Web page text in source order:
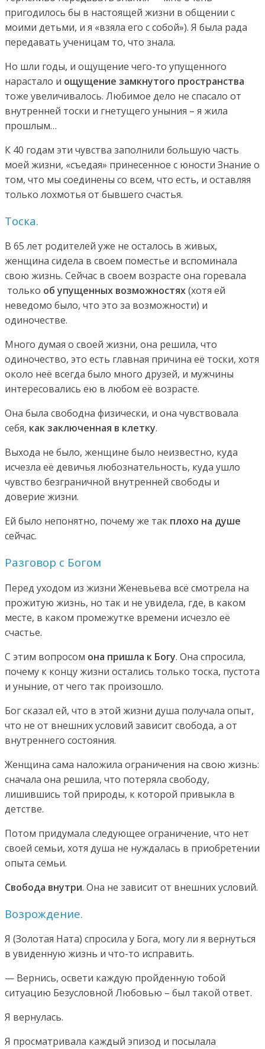
пригодилось бы в настоящей жизни в общении с
моими детьми, и я «взяла его с собой»). Я была рада
передавать ученицам то, что знала.
Но шли годы, и ощущение чего-то упущенного
нарастало и ощущение замкнутого пространства
тоже увеличивалось. Любимое дело не спасало от
внутренней тоски и гнетущего уныния – я жила
прошлым…
К 40 годам эти чувства заполнили большую часть
моей жизни, «съедая» принесенное с юности Знание о
том, что мы соединены со всем, что есть, и оставляя
только лохмотья от бывшего счастья.
Тоска.
В 65 лет родителей уже не осталось в живых,
женщина сидела в своем поместье и вспоминала
свою жизнь. Сейчас в своем возрасте она горевала
только об упущенных возможностях(хотя ей
неведомо было, что это за возможности) и
одиночестве.
Много думая о своей жизни, она решила, что
одиночество, это есть главная причина её тоски, хотя
около неё всегда было много друзей, и мужчины
интересовались ею в любом её возрасте.
Она была свободна физически, и она чувствовала
себя, как заключенная в клетку.
Выхода не было, женщине было неизвестно, куда
исчезла её девичья любознательность, куда ушло
чувство безграничной внутренней свободы и
доверие жизни.
Ей было непонятно, почему же так плохо на душе
сейчас.
Разговор с Богом
Перед уходом из жизни Женевьева всё смотрела на
прожитую жизнь, но так и не увидела, где, в каком
месте, в каком промежутке времени исчезло её
счастье.
С этим вопросом она пришла к Богу. Она спросила,
почему к концу жизни остались только тоска, пустота
и уныние, от чего так произошло.
Бог сказал ей, что в этой жизни душа получала опыт,
что не от внешних условий зависит свобода, а от
внутреннего состояния.
Женщина сама наложила ограничения на свою жизнь:
сначала она решила, что потеряла свободу,
лишившись той природы, к которой привыкла в
детстве.
Потом придумала следующее ограничение, что нет
своей семьи, хотя душа не нуждалась в приобретении
опыта семьи.
Свобода внутри. Она не зависит от внешних условий.
Возрождение.
Я (Золотая Ната) спросила у Бога, могу ли я вернуться
в увиденную жизнь и что-то исправить.
— Вернись, освети каждую пройденную тобой
ситуацию Безусловной Любовью – был такой ответ.
Я вернулась.
Я просматривала каждый эпизод и посылала